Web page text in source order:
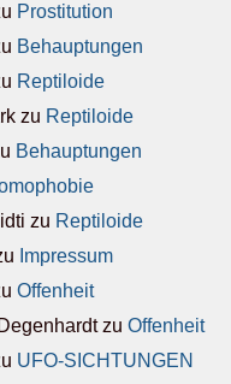
Pro­sti­tu­ti­on
Behaup­tun­gen
Rep­ti­lo­ide
zu Rep­ti­lo­ide
Behaup­tun­gen
zu Rep­ti­lo­ide
Impres­sum
Offen­heit
zu Offen­heit
UFO-SICH­TUN­GEN